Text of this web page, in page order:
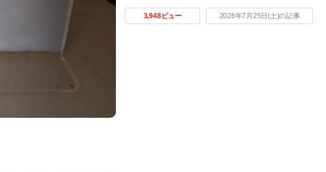
3,948ビュー 2026年7月25日(土)の記事